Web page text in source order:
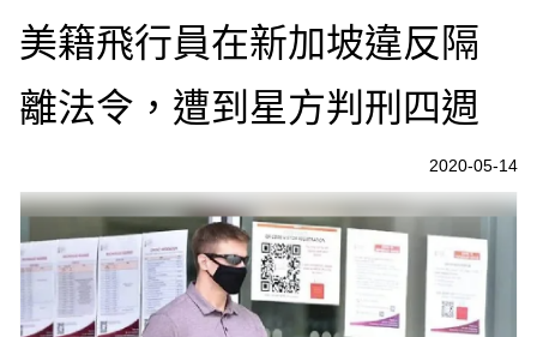
美籍飛行員在新加坡違反隔
離法令，遭到星方判刑四週
2020-05-14